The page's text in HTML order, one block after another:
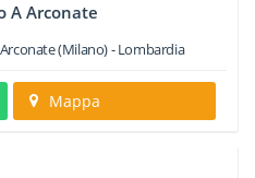
A Arconate
Arconate(Milano) -Lombardia
Mappa